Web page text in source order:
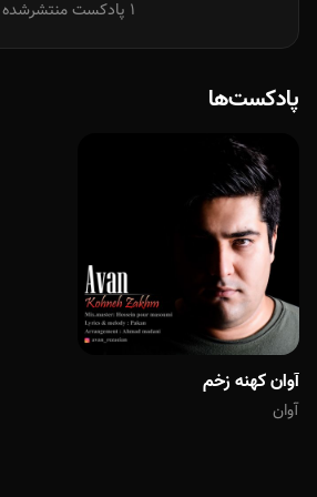
1 پادکست منتشرشده
پادکست‌ها
آوان کهنه زخم
آوان